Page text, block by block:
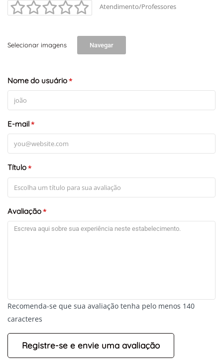
Atendimento/Professores
Selecionar imagens Navegar
Nome do usuário*
E-mail*
Título*
Avaliação*
Recomenda-se que sua avaliação tenha pelo menos 140
caracteres